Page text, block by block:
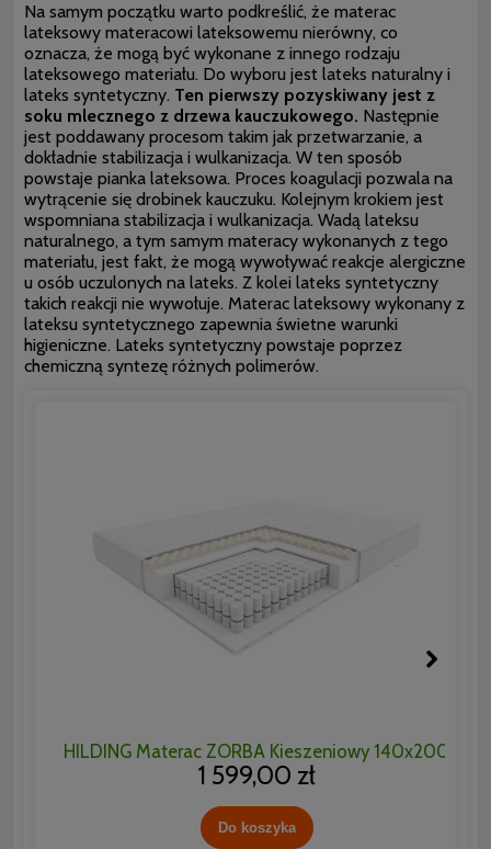
Na samym początku warto podkreślić, że materac
lateksowy materacowi lateksowemu nierówny, co
oznacza, że mogą być wykonane z innego rodzaju
lateksowego materiału. Do wyboru jest lateks naturalny i
lateks syntetyczny. Ten pierwszy pozyskiwany jest z
soku mlecznego z drzewa kauczukowego. Następnie
jest poddawany procesom takim jak przetwarzanie, a
dokładnie stabilizacja i wulkanizacja. W ten sposób
powstaje pianka lateksowa. Proces koagulacji pozwala na
wytrącenie się drobinek kauczuku. Kolejnym krokiem jest
wspomniana stabilizacja i wulkanizacja. Wadą lateksu
naturalnego, a tym samym materacy wykonanych z tego
materiału, jest fakt, że mogą wywoływać reakcje alergiczne
u osób uczulonych na lateks. Z kolei lateks syntetyczny
takich reakcji nie wywołuje. Materac lateksowy wykonany z
lateksu syntetycznego zapewnia świetne warunki
higieniczne. Lateks syntetyczny powstaje poprzez
chemiczną syntezę różnych polimerów.
HILDING Materac ZORBA Kieszeniowy 140x200
1 599,00 zł
Do koszyka